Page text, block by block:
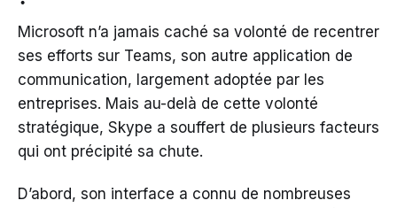
Microsoft n’a jamais caché sa volonté de recentrer
ses efforts sur Teams, son autre application de
communication, largement adoptée par les
entreprises. Mais au-delà de cette volonté
stratégique, Skype a souffert de plusieurs facteurs
qui ont précipité sa chute.
D’abord, son interface a connu de nombreuses